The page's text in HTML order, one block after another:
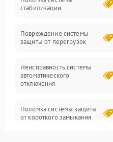
Электропитание
Механика
Корпус/Герметичность
стабилизации
Повреждение системы
защиты от перегрузок
Неисправность системы
автоматического
отключения
Поломка системы защиты
от короткого замыкания